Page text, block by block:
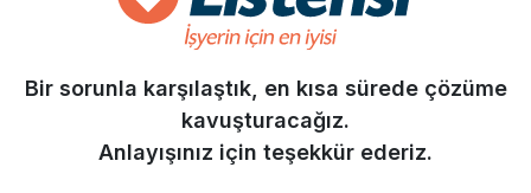
Bir sorunla karşılaştık, en kısa sürede çözüme
kavuşturacağız.
Anlayışınız için teşekkür ederiz.